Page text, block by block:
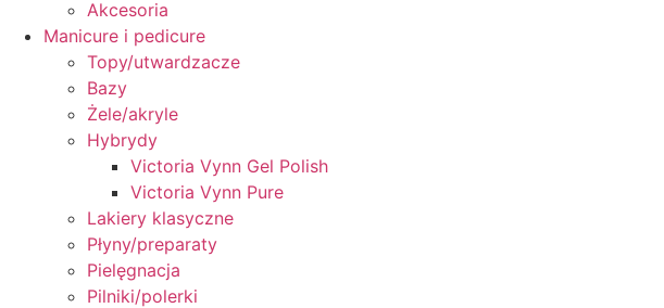
Akcesoria
Manicure i pedicure
Topy/utwardzacze
Bazy
Żele/akryle
Hybrydy
Victoria Vynn Gel Polish
Victoria Vynn Pure
Lakiery klasyczne
Płyny/preparaty
Pielęgnacja
Pilniki/polerki